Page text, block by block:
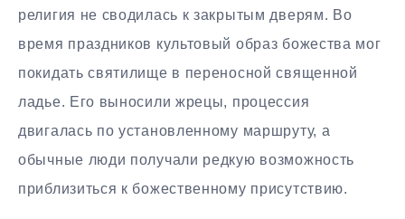
религия не сводилась к закрытым дверям. Во
время праздников культовый образ божества мог
покидать святилище в переносной священной
ладье. Его выносили жрецы, процессия
двигалась по установленному маршруту, а
обычные люди получали редкую возможность
приблизиться к божественному присутствию.